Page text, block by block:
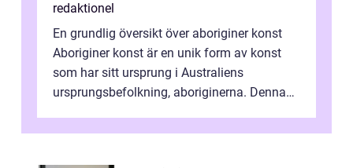
redaktionel
En grundlig översikt över aboriginer konst
Aboriginer konst är en unik form av konst
som har sitt ursprung i Australiens
ursprungsbefolkning, aboriginerna. Denna